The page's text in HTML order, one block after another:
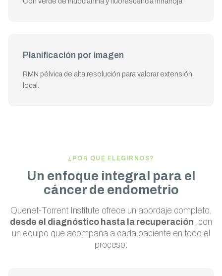
Planificación por imagen
RMN pélvica de alta resolución para valorar extensión
local.
¿POR QUÉ ELEGIRNOS?
Un enfoque integral para el
cáncer de endometrio
Quenet-Torrent Institute ofrece un abordaje completo,
desde el diagnóstico hasta la recuperación, con
un equipo que acompaña a cada paciente en todo el
proceso.